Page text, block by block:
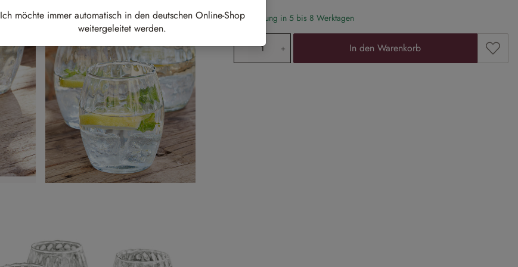
Lieferung in 5 bis 8 Werktagen
Produkt Anzahl: Gib den gewünschten Wert
In den Warenkorb Zum
Ich möchte immer automatisch in den deutschen Online-Shop
weitergeleitet werden.